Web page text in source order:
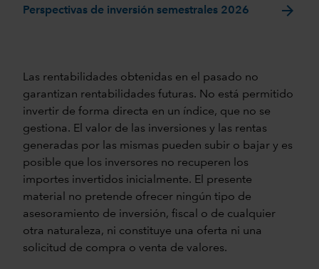
Perspectivas de inversión semestrales 2026 arrow_forward
Las rentabilidades obtenidas en el pasado no
garantizan rentabilidades futuras. No está permitido
invertir de forma directa en un índice, que no se
gestiona. El valor de las inversiones y las rentas
generadas por las mismas pueden subir o bajar y es
posible que los inversores no recuperen los
importes invertidos inicialmente. El presente
material no pretende ofrecer ningún tipo de
asesoramiento de inversión, fiscal o de cualquier
otra naturaleza, ni constituye una oferta ni una
solicitud de compra o venta de valores.